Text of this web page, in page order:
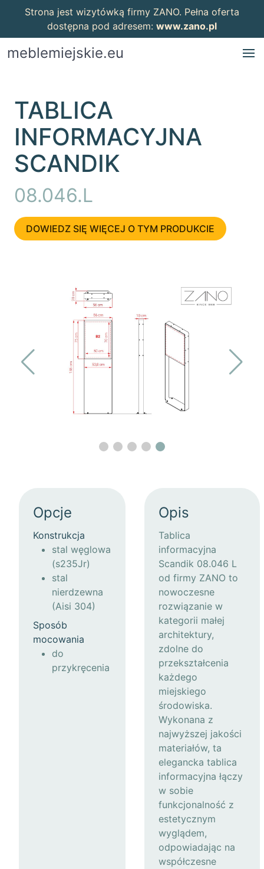
Strona jest wizytówką firmy ZANO. Pełna oferta
dostępna pod adresem: www.zano.pl
meblemiejskie.eu
TABLICA
INFORMACYJNA
SCANDIK
08.046.L
DOWIEDZ SIĘ WIĘCEJ O TYM PRODUKCIE
Opcje
Konstrukcja
stal węglowa
(s235Jr)
stal
nierdzewna
(Aisi 304)
Sposób
mocowania
do
przykręcenia
Opis
Tablica
informacyjna
Scandik 08.046 L
od firmy ZANO to
nowoczesne
rozwiązanie w
kategorii małej
architektury,
zdolne do
przekształcenia
każdego
miejskiego
środowiska.
Wykonana z
najwyższej jakości
materiałów, ta
elegancka tablica
informacyjna łączy
w sobie
funkcjonalność z
estetycznym
wyglądem,
odpowiadając na
współczesne